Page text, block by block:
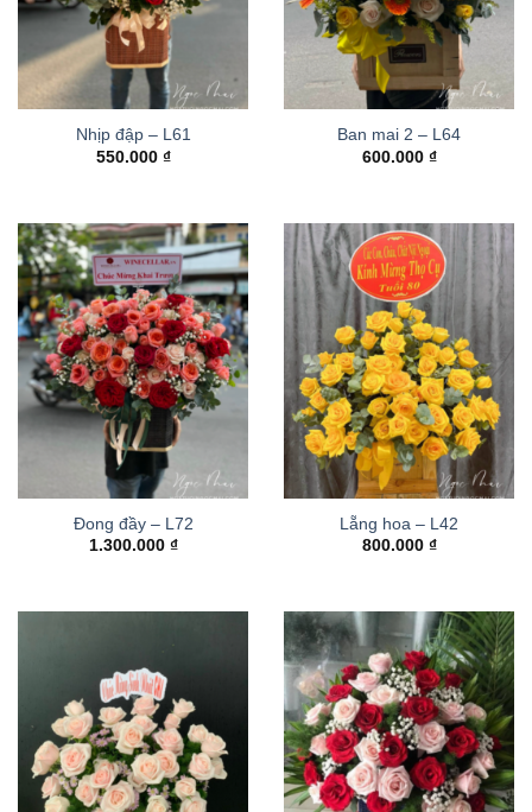
Nhịp đập – L61
550.000 ₫
Ban mai 2 – L64
600.000 ₫
Đong đầy – L72
1.300.000 ₫
Lẵng hoa – L42
800.000 ₫